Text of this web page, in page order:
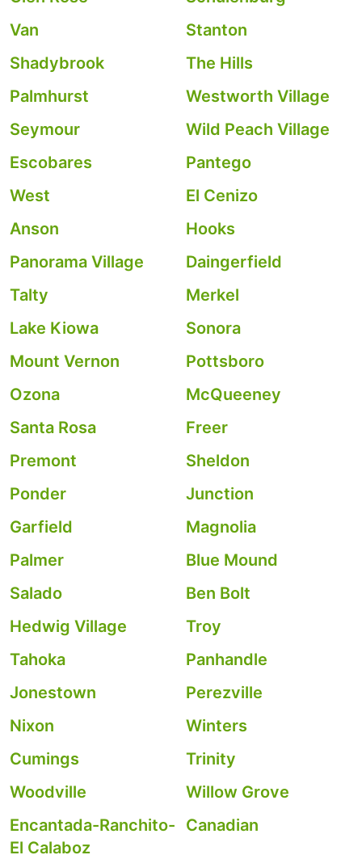
Van
Stanton
Shadybrook
The Hills
Palmhurst
Westworth Village
Seymour
Wild Peach Village
Escobares
Pantego
West
El Cenizo
Anson
Hooks
Panorama Village
Daingerfield
Talty
Merkel
Lake Kiowa
Sonora
Mount Vernon
Pottsboro
Ozona
McQueeney
Santa Rosa
Freer
Premont
Sheldon
Ponder
Junction
Garfield
Magnolia
Palmer
Blue Mound
Salado
Ben Bolt
Hedwig Village
Troy
Tahoka
Panhandle
Jonestown
Perezville
Nixon
Winters
Cumings
Trinity
Woodville
Willow Grove
Encantada-Ranchito-
El Calaboz
Canadian